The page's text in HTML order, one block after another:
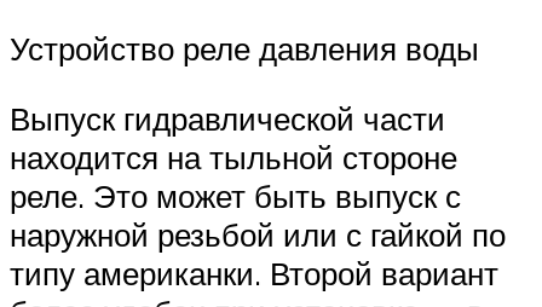
Устройство реле давления воды
Выпуск гидравлической части
находится на тыльной стороне
реле. Это может быть выпуск с
наружной резьбой или с гайкой по
типу американки. Второй вариант